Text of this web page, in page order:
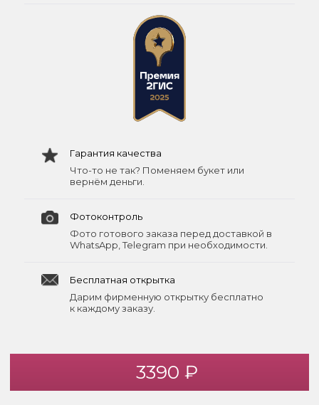
Гарантия качества
Что-то не так? Поменяем букет или
вернём деньги.
Фотоконтроль
Фото готового заказа перед доставкой в
WhatsApp, Telegram при необходимости.
Бесплатная открытка
Дарим фирменную открытку бесплатно
к каждому заказу.
3390 ₽